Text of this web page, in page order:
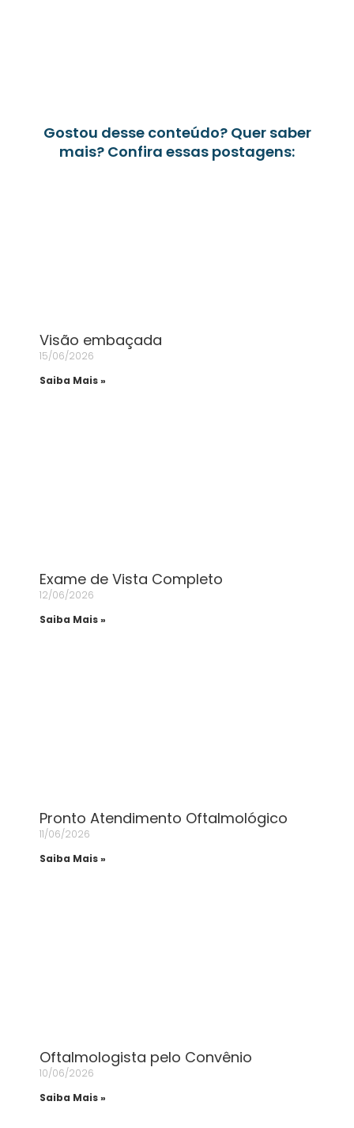
Gostou desse conteúdo? Quer saber
mais? Confira essas postagens:
Visão embaçada
15/06/2026
Saiba Mais »
Exame de Vista Completo
12/06/2026
Saiba Mais »
Pronto Atendimento Oftalmológico
11/06/2026
Saiba Mais »
Oftalmologista pelo Convênio
10/06/2026
Saiba Mais »